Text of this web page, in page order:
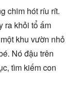
chim hót ríu rít.
ra khỏi tổ ấm
khu vườn nhỏ
Nó đậu trên
tìm kiếm con